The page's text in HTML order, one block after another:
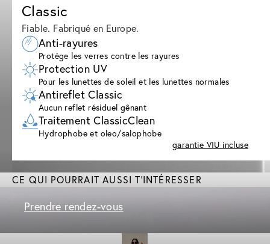
Classic
Fiable. Fabriqué en Europe.
Anti-rayures
Protège les verres contre les rayures
Protection UV
Pour les lunettes de soleil et les lunettes normales
Antireflet Classic
Aucun reflet résiduel gênant
Traitement ClassicClean
Hydrophobe et oleo/salophobe
garantie VIU incluse
CE QUI POURRAIT AUSSI T'INTÉRESSER
Prendre rendez-vous